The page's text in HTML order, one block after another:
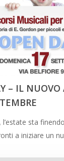
– IL
l’estate sta
a iniziare un